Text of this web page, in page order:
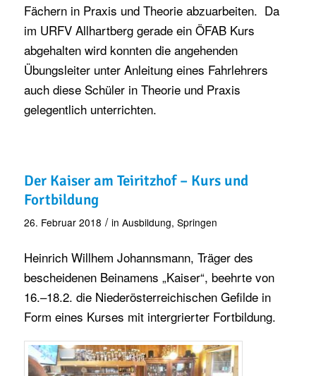
Fächern in Praxis und Theorie abzuarbeiten. Da
im URFV Allhartberg gerade ein ÖFAB Kurs
abgehalten wird konnten die angehenden
Übungsleiter unter Anleitung eines Fahrlehrers
auch diese Schüler in Theorie und Praxis
gelegentlich unterrichten.
Der Kaiser am Teiritzhof – Kurs und
Fortbildung
26. Februar 2018 / in Ausbildung, Springen
Heinrich Willhem Johannsmann, Träger des
bescheidenen Beinamens „Kaiser“, beehrte von
16.–18.2. die Niederösterreichischen Gefilde in
Form eines Kurses mit intergrierter Fortbildung.